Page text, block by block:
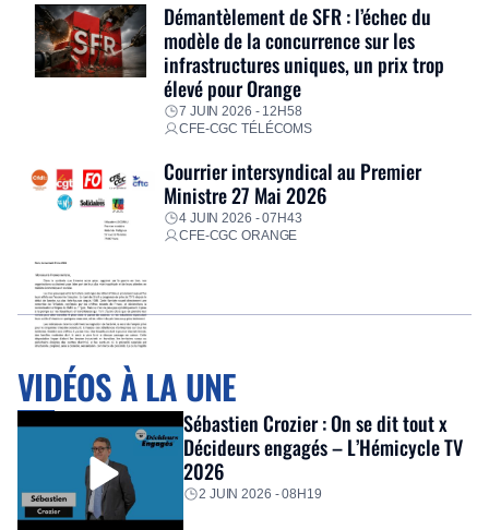
Démantèlement de SFR : l’échec du
modèle de la concurrence sur les
infrastructures uniques, un prix trop
élevé pour Orange
7 JUIN 2026 - 12H58
CFE-CGC TÉLÉCOMS
Courrier intersyndical au Premier
Ministre 27 Mai 2026
4 JUIN 2026 - 07H43
CFE-CGC ORANGE
VIDÉOS À LA UNE
Sébastien Crozier : On se dit tout x
Décideurs engagés – L’Hémicycle TV
2026
2 JUIN 2026 - 08H19